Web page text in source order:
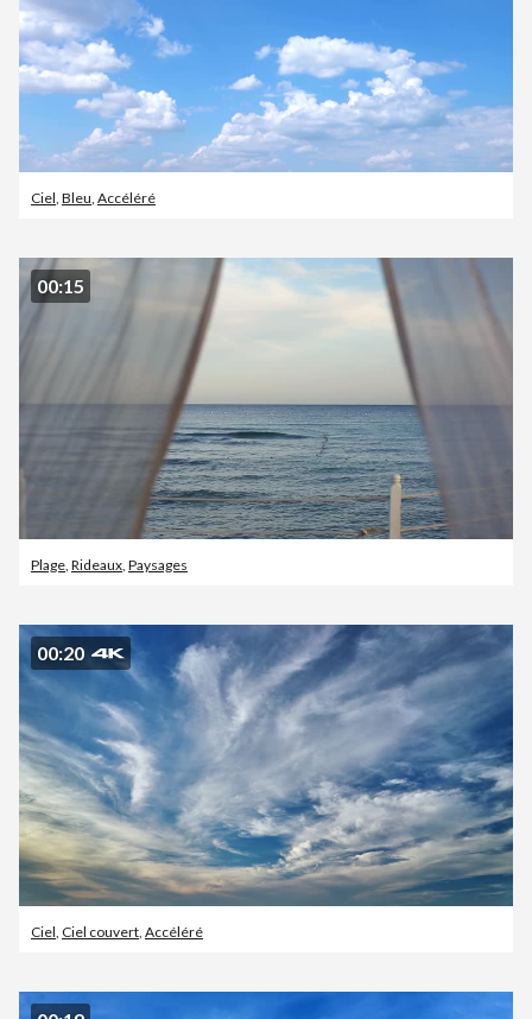
Ciel, Bleu, Accéléré
00:15
Plage, Rideaux, Paysages
00:20
Ciel, Ciel couvert, Accéléré